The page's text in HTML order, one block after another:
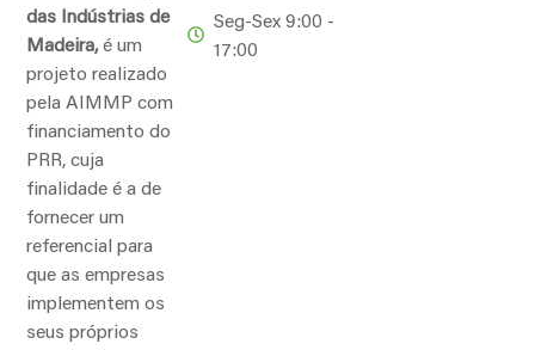
das Indústrias de
Madeira,é um
projeto realizado
pela AIMMP com
financiamento do
PRR, cuja
finalidade é a de
fornecer um
referencial para
que as empresas
implementem os
seus próprios
Seg-Sex 9:00 -
17:00